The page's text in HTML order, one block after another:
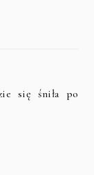
się śniła po